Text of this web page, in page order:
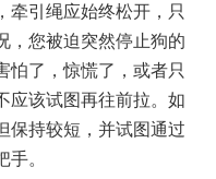
牵引绳应始终松开，只
，您被迫突然停止狗的
怕了，惊慌了，或者只
应该试图再往前拉。如
保持较短，并试图通过
。